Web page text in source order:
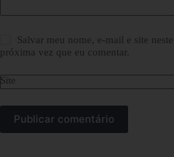
Salvar meu nome, e-mail e site
próxima vez que eu comentar.
Site
Publicar comentário